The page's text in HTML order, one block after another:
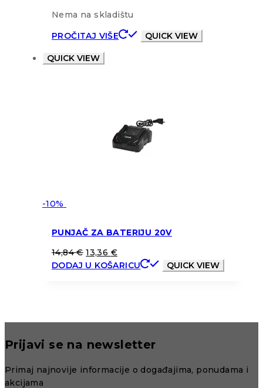
Nema na skladištu
PROČITAJ VIŠE
QUICK VIEW
QUICK VIEW
-10%
PUNJAČ ZA BATERIJU 20V
14,84€ 13,36 €
DODAJ U KOŠARICU
QUICK VIEW
Prijavi se na newsletter
Primaj najnovije informacije o događajima, ponudama i
akcijama